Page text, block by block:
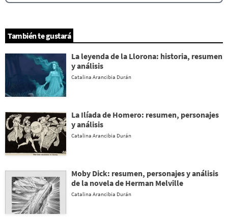
También te gustará
La leyenda de la Llorona: historia, resumen
y análisis
Catalina Arancibia Durán
La Ilíada de Homero: resumen, personajes
y análisis
Catalina Arancibia Durán
Moby Dick: resumen, personajes y análisis
de la novela de Herman Melville
Catalina Arancibia Durán